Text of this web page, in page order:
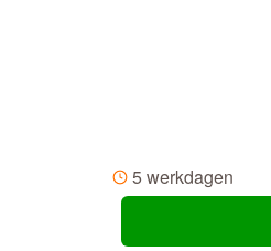
5 werkdagen